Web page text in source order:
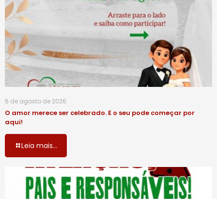
6 de agosto de 2026
O amor merece ser celebrado. E o seu pode começar por
aqui!
Leia mais...